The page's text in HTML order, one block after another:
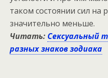
таком состоянии сил на
значительно меньше.
Читать: Сексуальный
разных знаков зодиака